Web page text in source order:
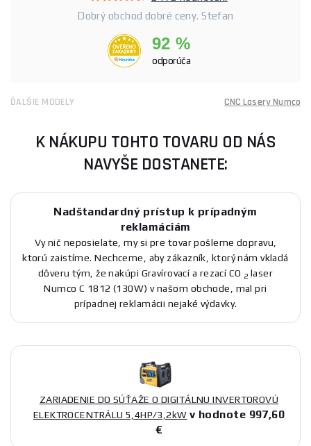
Dobrý obchod dobré ceny. Stefan
92 %
odporúča
ĎALŠIE MODELY CNC Lasery Numco
K NÁKUPU TOHTO TOVARU OD NÁS
NAVYŠE DOSTANETE:
Nadštandardný prístup k prípadným
reklamáciám
Vy nič neposielate, my si pre tovar pošleme dopravu,
ktorú zaistíme. Nechceme, aby zákazník, ktorý nám vkladá
dôveru tým, že nakúpi Gravírovací a rezací CO 2 laser
Numco C 1812 (130W) v našom obchode, mal pri
prípadnej reklamácii nejaké výdavky.
ZARIADENIE DO SÚŤAŽE O DIGITÁLNU INVERTOROVÚ
ELEKTROCENTRÁLU 5,4HP/3,2kW v hodnote 997,60
€